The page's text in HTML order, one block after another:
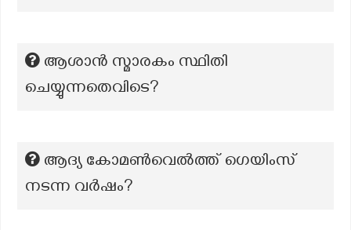
ആശാൻ സ്മാരകം സ്ഥിതി
ചെയ്യുന്നതെവിടെ?
ആദ്യ കോമൺവെൽത്ത് ഗെയിംസ്
നടന്ന വർഷം?